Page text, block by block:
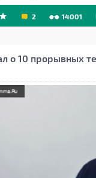
2 14001
о 10 прорывных